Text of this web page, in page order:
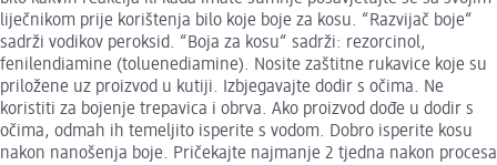
liječnikom prije korištenja bilo koje boje za kosu. “Razvijač boje“
sadrži vodikov peroksid. “Boja za kosu“ sadrži: rezorcinol,
fenilendiamine (toluenediamine). Nosite zaštitne rukavice koje su
priložene uz proizvod u kutiji. Izbjegavajte dodir s očima. Ne
koristiti za bojenje trepavica i obrva. Ako proizvod dođe u dodir s
očima, odmah ih temeljito isperite s vodom. Dobro isperite kosu
nakon nanošenja boje. Pričekajte najmanje 2 tjedna nakon procesa